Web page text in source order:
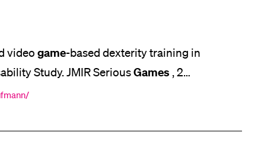
video game-based dexterity training in
Study. JMIR SeriousGames , 2
Reality: Proof-of-Concept Study.